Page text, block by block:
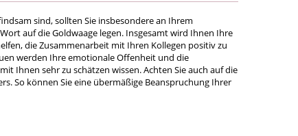
sind, sollten Sie insbesondere an Ihrem
auf die Goldwaage legen. Insgesamt wird Ihnen Ihre
die Zusammenarbeit mit Ihren Kollegen positiv zu
werden Ihre emotionale Offenheit und die
Ihnen sehr zu schätzen wissen. Achten Sie auch auf die
So können Sie eine übermäßige Beanspruchung Ihrer